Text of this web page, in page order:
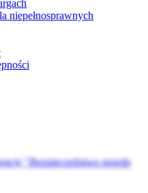
niepełnosprawnych
"Bezpieczeństwo przede